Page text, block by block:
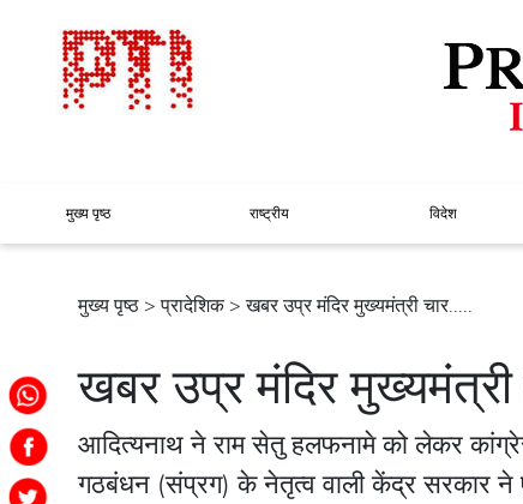
मुख्य पृष्ठ राष्ट्रीय विदेश
मुख्य पृष्ठ >प्रादेशिक> खबर उप्र मंदिर मुख्यमंत्री चार.....
खबर उप्र मंदिर मुख्यमंत्री
आदित्यनाथ ने राम सेतु हलफनामे को लेकर
गठबंधन (संप्रग) के नेतृत्व वाली केंद्र सरकार ने